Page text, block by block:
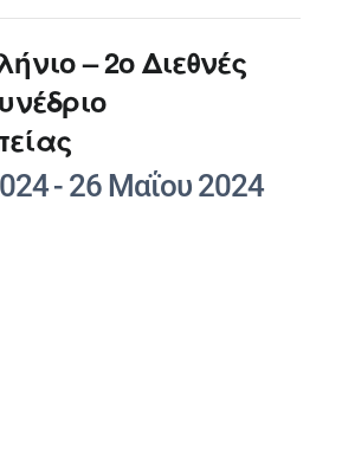
– 2ο Διεθνές
- 26 Μαΐου 2024